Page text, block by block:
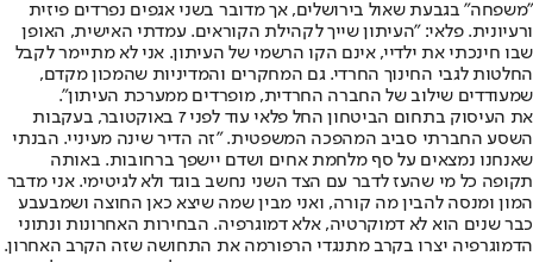
"משפחה" בגבעת שאול בירושלים, אך מדובר בשני אגפים נפרדים פיזית
ורעיונית. פלאי: "העיתון שייך לקהילת הקוראים. עמדתי האישית, האופן
שבו חינכתי את ילדיי, אינם הקו הרשמי של העיתון. אני לא מתיימר לקבל
החלטות לגבי החינוך החרדי. גם המחקרים והמדיניות שהמכון מקדם,
שמעודדים שילוב של החברה החרדית, מופרדים ממערכת העיתון".
את העיסוק בתחום הביטחון החל פלאי עוד לפני 7 באוקטובר, בעקבות
השסע החברתי סביב המהפכה המשפטית. "זה הדיר שינה מעיניי. הבנתי
שאנחנו נמצאים על סף מלחמת אחים ושדם יישפך ברחובות. באותה
תקופה כל מי שהעז לדבר עם הצד השני נחשב בוגד ולא לגיטימי. אני מדבר
המון ומנסה להבין מה קורה, ואני מבין שמה שיצא כאן החוצה ושמבעבע
כבר שנים הוא לא דמוקרטיה, אלא דמוגרפיה. הבחירות האחרונות ונתוני
הדמוגרפיה יצרו בקרב מתנגדי הרפורמה את התחושה שזה הקרב האחרון.